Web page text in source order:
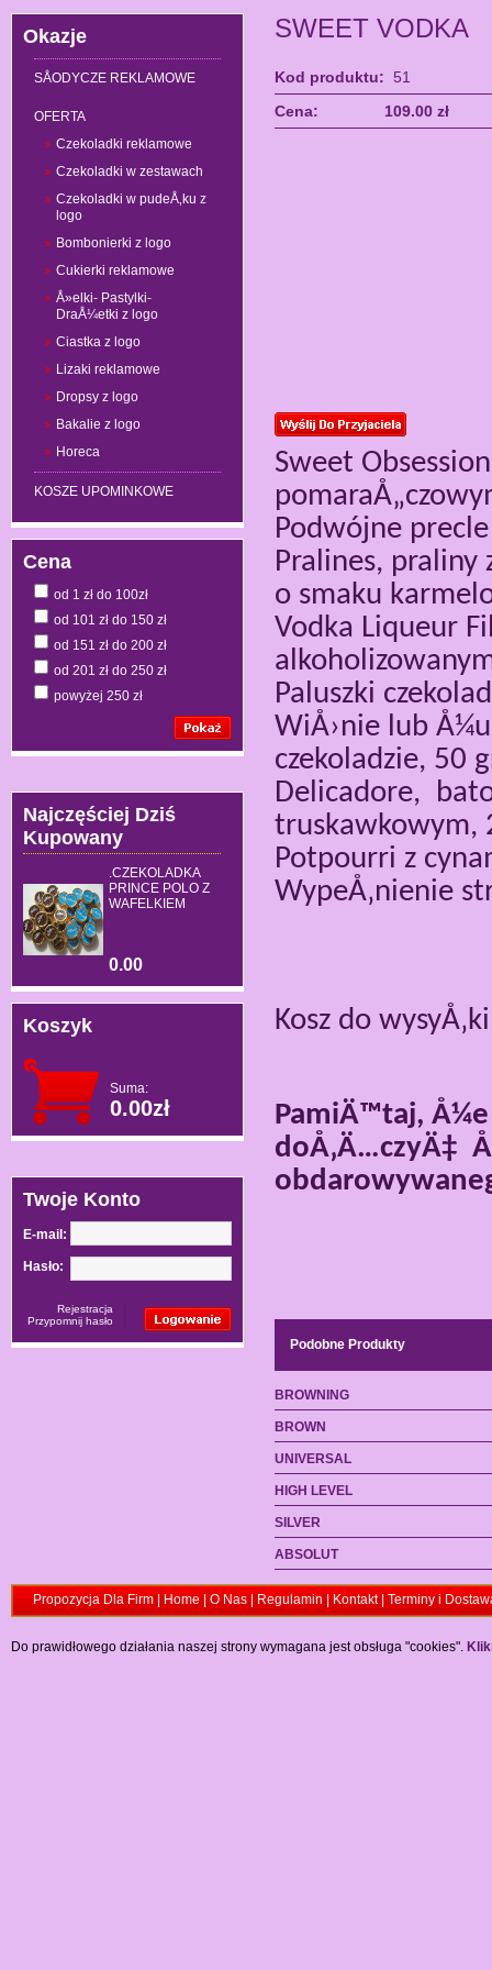
Okazje
SÅODYCZE REKLAMOWE
OFERTA
Czekoladki reklamowe
Czekoladki w zestawach
Czekoladki w pudeÅ‚ku z
logo
Bombonierki z logo
Cukierki reklamowe
Å»elki- Pastylki-
DraÅ¼etki z logo
Ciastka z logo
Lizaki reklamowe
Dropsy z logo
Bakalie z logo
Horeca
KOSZE UPOMINKOWE
Cena
od 1 zł do 100zł
od 101 zł do 150 zł
od 151 zł do 200 zł
od 201 zł do 250 zł
powyżej 250 zł
Najczęściej Dziś
Kupowany
.CZEKOLADKA
PRINCE POLO Z
WAFELKIEM
0.00
Koszyk
Suma:
0.00zł
Twoje Konto
E-mail:
Hasło:
Rejestracja
Przypomnij hasło
SWEET VODKA
Kod produktu: 51
Cena:
109.00 zł
Sweet
Podwójne
Pralines, praliny
o smaku
Vodka Liqueur
Paluszki
WiÅ›nie lub
czekoladzie, 50
Delicadore,
truskawkowym,
Potpourri z
WypeÅ‚nienie
Kosz do
PamiÄ™taj,
doÅ‚Ä…czyÄ‡
Podobne Produkty
BROWNING
BROWN
UNIVERSAL
HIGH LEVEL
SILVER
ABSOLUT
Propozycja Dla Firm | Home | O Nas | Regulamin | Kontakt| Terminy i
Do prawidłowego działania naszej strony wymagana jest obsługa "cookies".